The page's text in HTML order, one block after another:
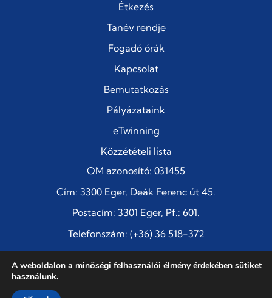
Étkezés
Tanév rendje
Fogadó órák
Kapcsolat
Bemutatkozás
Pályázataink
eTwinning
Közzétételi lista
OM azonosító: 031455
Cím: 3300 Eger, Deák Ferenc út 45.
Postacím: 3301 Eger, Pf.: 601.
Telefonszám: (+36) 36 518-372
E-mail:titkarsag@szentimre-eger.edu.hu
Szent Imre Katolikus Általános Iskola és Jó Pásztor Óvoda
A weboldalon a minőségi felhasználói élmény érdekében sütiket
használunk.